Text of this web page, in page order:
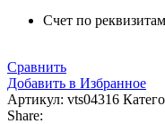
Счет по реквизитам
Сравнить
Добавить в Избранное
Артикул: vts04316
Share: